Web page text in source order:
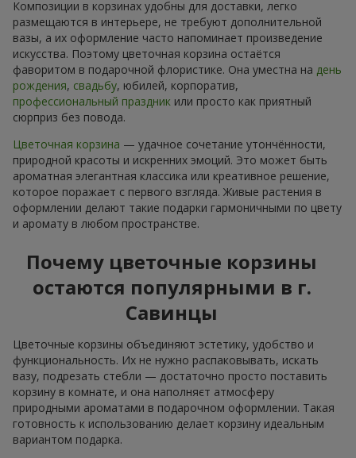
Композиции в корзинах удобны для доставки, легко
размещаются в интерьере, не требуют дополнительной
вазы, а их оформление часто напоминает произведение
искусства. Поэтому цветочная корзина остаётся
фаворитом в подарочной флористике. Она уместна на день
рождения, свадьбу, юбилей, корпоратив,
профессиональный праздник или просто как приятный
сюрприз без повода.
Цветочная корзина — удачное сочетание утончённости,
природной красоты и искренних эмоций. Это может быть
ароматная элегантная классика или креативное решение,
которое поражает с первого взгляда. Живые растения в
оформлении делают такие подарки гармоничными по цвету
и аромату в любом пространстве.
Почему цветочные корзины
остаются популярными в г.
Савинцы
Цветочные корзины объединяют эстетику, удобство и
функциональность. Их не нужно распаковывать, искать
вазу, подрезать стебли — достаточно просто поставить
корзину в комнате, и она наполняєт атмосферу
природными ароматами в подарочном оформлении. Такая
готовность к использованию делает корзину идеальным
вариантом подарка.